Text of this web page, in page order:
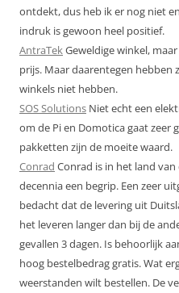
ontdekt, dus heb ik er nog niet
indruk is gewoon heel positief.
AntraTekGeweldige winkel,
prijs. Maar daarentegen hebben
winkels niet hebben.
SOS Solutions Niet echt een
om de Pi en Domotica gaat zeer
pakketten zijn de moeite waard.
Conrad Conrad is in het land
decennia een begrip. Een zeer
bedacht dat de levering uit
het leveren langer dan bij de
gevallen 3 dagen. Is behoorlijk
hoog bestelbedrag gratis. Wat
weerstanden wilt bestellen. De